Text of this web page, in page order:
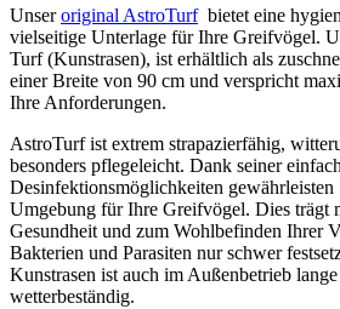
Unseroriginal AstroTurfbietet eine
vielseitige Unterlage für Ihre Greifvögel.
Turf (Kunstrasen), ist erhältlich als
einer Breite von 90 cm und verspricht
Ihre Anforderungen.
AstroTurf ist extrem strapazierfähig,
besonders pflegeleicht. Dank seiner
Desinfektionsmöglichkeiten gewährleisten
Umgebung für Ihre Greifvögel. Dies trägt
Gesundheit und zum Wohlbefinden Ihrer
Bakterien und Parasiten nur schwer
Kunstrasen ist auch im Außenbetrieb
wetterbeständig.